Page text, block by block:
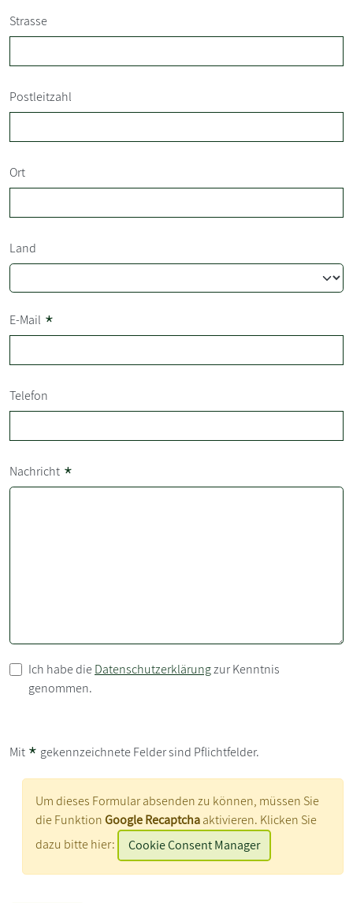
Strasse
Postleitzahl
Ort
Land
E-Mail *
Telefon
Nachricht *
Ich habe dieDatenschutzerklärungzur Kenntnis
genommen.
Mit * gekennzeichnete Felder sind Pflichtfelder.
Um dieses Formular absenden zu können, müssen Sie
die FunktionGoogle Recaptchaaktivieren. Klicken Sie
dazu bitte hier:
Cookie Consent Manager